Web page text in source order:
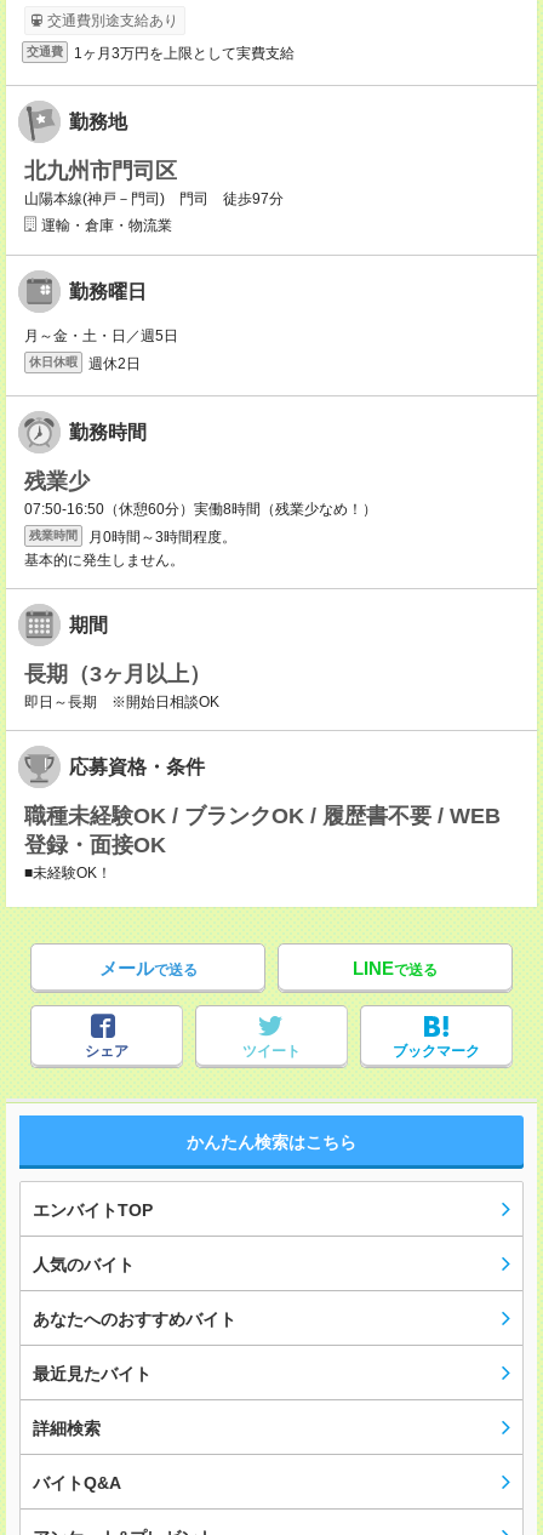
交通費別途支給あり
交通費 1ヶ月3万円を上限として実費支給
勤務地
北九州市門司区
山陽本線(神戸－門司) 門司 徒歩97分
運輸・倉庫・物流業
勤務曜日
月～金・土・日／週5日
休日休暇 週休2日
勤務時間
残業少
07:50-16:50（休憩60分）実働8時間（残業少なめ！）
残業時間
月0時間～3時間程度。
基本的に発生しません。
期間
長期（3ヶ月以上）
即日～長期 ※開始日相談OK
応募資格・条件
職種未経験OK / ブランクOK / 履歴書不要 / WEB
登録・面接OK
■未経験OK！
メールで送る LINEで送る
シェア ツイート ブックマーク
かんたん検索はこちら
エンバイトTOP
人気のバイト
あなたへのおすすめバイト
最近見たバイト
詳細検索
バイトQ&A